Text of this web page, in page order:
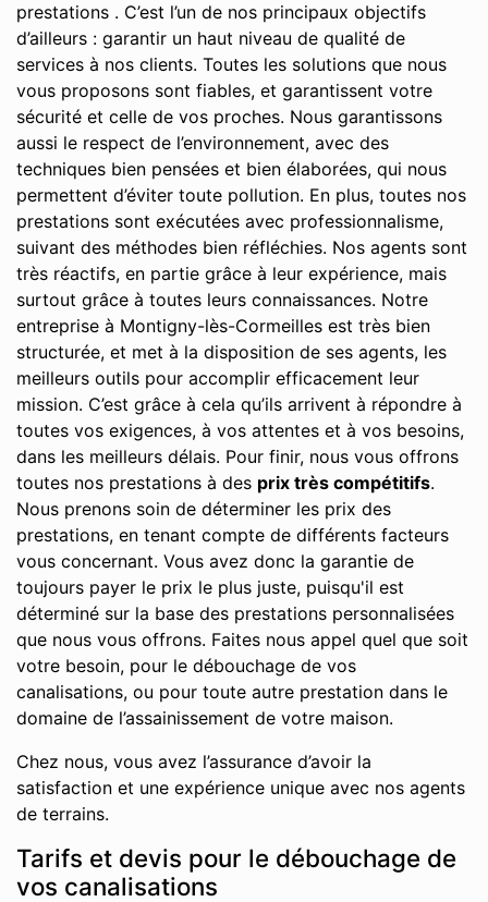
prestations . C’est l’un de nos principaux objectifs
d’ailleurs : garantir un haut niveau de qualité de
services à nos clients. Toutes les solutions que nous
vous proposons sont fiables, et garantissent votre
sécurité et celle de vos proches. Nous garantissons
aussi le respect de l’environnement, avec des
techniques bien pensées et bien élaborées, qui nous
permettent d’éviter toute pollution. En plus, toutes nos
prestations sont exécutées avec professionnalisme,
suivant des méthodes bien réfléchies. Nos agents sont
très réactifs, en partie grâce à leur expérience, mais
surtout grâce à toutes leurs connaissances. Notre
entreprise à Montigny-lès-Cormeilles est très bien
structurée, et met à la disposition de ses agents, les
meilleurs outils pour accomplir efficacement leur
mission. C’est grâce à cela qu’ils arrivent à répondre à
toutes vos exigences, à vos attentes et à vos besoins,
dans les meilleurs délais. Pour finir, nous vous offrons
toutes nos prestations à des prix très compétitifs.
Nous prenons soin de déterminer les prix des
prestations, en tenant compte de différents facteurs
vous concernant. Vous avez donc la garantie de
toujours payer le prix le plus juste, puisqu'il est
déterminé sur la base des prestations personnalisées
que nous vous offrons. Faites nous appel quel que soit
votre besoin, pour le débouchage de vos
canalisations, ou pour toute autre prestation dans le
domaine de l’assainissement de votre maison.
Chez nous, vous avez l’assurance d’avoir la
satisfaction et une expérience unique avec nos agents
de terrains.
Tarifs et devis pour le débouchage de
vos canalisations